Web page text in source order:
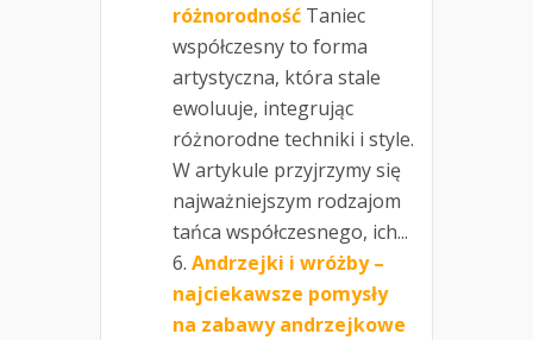
różnorodność Taniec
współczesny to forma
artystyczna, która stale
ewoluuje, integrując
różnorodne techniki i style.
W artykule przyjrzymy się
najważniejszym rodzajom
tańca współczesnego, ich...
Andrzejki i wróżby –
najciekawsze pomysły
na zabawy andrzejkowe